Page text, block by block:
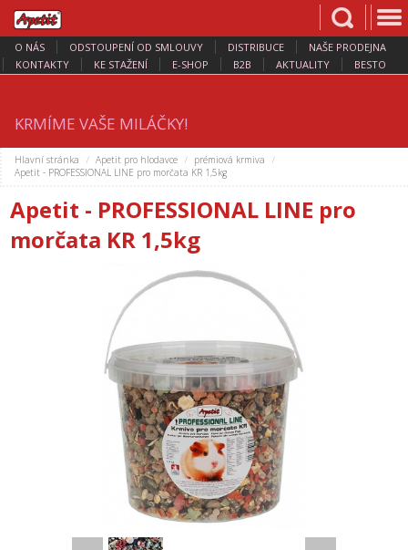
O NÁS ODSTOUPENÍ OD SMLOUVY DISTRIBUCE
NAŠE PRODEJNA
KONTAKTY
KE STAŽENÍ E-SHOP B2B AKTUALITY BESTO
KRMÍME VAŠE MILÁČKY!
Hlavní stránka Apetit pro hlodavce
prémiová krmiva
Apetit - PROFESSIONAL LINE pro morčata KR 1,5kg
Apetit - PROFESSIONAL LINE pro
morčata KR 1,5kg